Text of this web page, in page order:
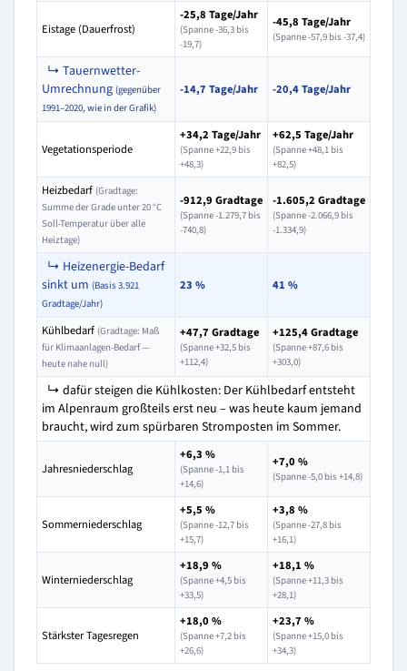
Eistage (Dauerfrost)
-25,8 Tage/Jahr
(Spanne -36,3 bis
-19,7)
-45,8 Tage/Jahr
(Spanne -57,9 bis -37,4)
↳ Tauernwetter-
Umrechnung (gegenüber
1991–2020, wie in der Grafik)
-14,7 Tage/Jahr -20,4 Tage/Jahr
Vegetationsperiode
+34,2 Tage/Jahr
(Spanne +22,9 bis
+48,3)
+62,5 Tage/Jahr
(Spanne +48,1 bis
+82,5)
Heizbedarf (Gradtage:
Summe der Grade unter 20 °C
Soll-Temperatur über alle
Heiztage)
-912,9 Gradtage
(Spanne -1.279,7 bis
-740,8)
-1.605,2 Gradtage
(Spanne -2.066,9 bis
-1.334,9)
↳ Heizenergie-Bedarf
sinkt um (Basis 3.921
Gradtage/Jahr)
23 % 41 %
Kühlbedarf (Gradtage: Maß
für Klimaanlagen-Bedarf —
heute nahe null)
+47,7 Gradtage
(Spanne +32,5 bis
+112,4)
+125,4 Gradtage
(Spanne +87,6 bis
+303,0)
↳ dafür steigen die Kühlkosten: Der Kühlbedarf entsteht
im Alpenraum großteils erst neu – was heute kaum jemand
braucht, wird zum spürbaren Stromposten im Sommer.
Jahresniederschlag
+6,3 %
(Spanne -1,1 bis
+14,6)
+7,0 %
(Spanne -5,0 bis +14,8)
Sommerniederschlag
+5,5 %
(Spanne -12,7 bis
+15,7)
+3,8 %
(Spanne -27,8 bis
+16,1)
Winterniederschlag
+18,9 %
(Spanne +4,5 bis
+33,5)
+18,1 %
(Spanne +11,3 bis
+28,1)
Stärkster Tagesregen
+18,0 %
(Spanne +7,2 bis
+26,6)
+23,7 %
(Spanne +15,0 bis
+34,3)